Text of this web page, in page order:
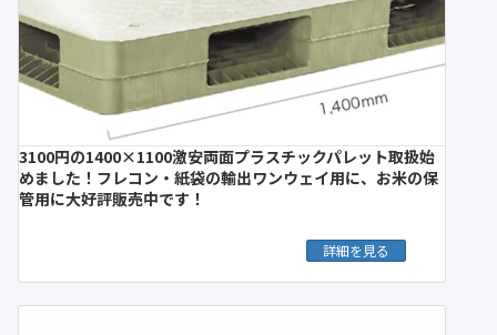
3100円の1400×1100激安両面プラスチックパレット取扱始
めました！フレコン・紙袋の輸出ワンウェイ用に、お米の保
管用に大好評販売中です！
詳細を見る